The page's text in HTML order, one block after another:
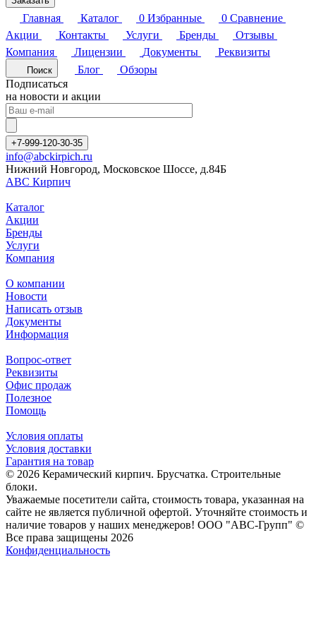
Главная Каталог 0 Избранные 0 Сравнение
Акции
Контакты Услуги Бренды
Отзывы
Компания
Лицензии Документы Реквизиты
Поиск Блог
Обзоры
Подписаться
на новости и акции
+7-999-120-30-35
info@abckirpich.ru
Нижний Новгород, Московское Шоссе, д.84Б
АВС Кирпич
Каталог
Акции
Бренды
Услуги
Компания
О компании
Новости
Написать отзыв
Документы
Информация
Вопрос-ответ
Реквизиты
Офис продаж
Полезное
Помощь
Условия оплаты
Условия доставки
Гарантия на товар
© 2026 Керамический кирпич. Брусчатка. Строительные
блоки.
Уважаемые посетители сайта, стоимость товара, указанная на
сайте не является публичной офертой. Уточняйте стоимость и
наличие товаров у наших менеджеров! ООО "АВС-Групп" ©
Все права защищены 2026
Конфиденциальность